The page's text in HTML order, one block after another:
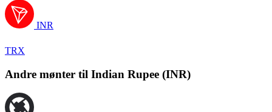
INR
TRX
Andre mønter til Indian Rupee (INR)